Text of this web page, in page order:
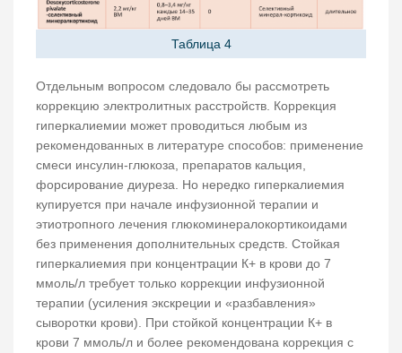
Таблица 4
Отдельным вопросом следовало бы рассмотреть
коррекцию электролитных расстройств. Коррекция
гиперкалиемии может проводиться любым из
рекомендованных в литературе способов: применение
смеси инсулин-глюкоза, препаратов кальция,
форсирование диуреза. Но нередко гиперкалиемия
купируется при начале инфузионной терапии и
этиотропного лечения глюкоминералокортикоидами
без применения дополнительных средств. Стойкая
гиперкалиемия при концентрации К+ в крови до 7
ммоль/л требует только коррекции инфузионной
терапии (усиления экскреции и «разбавления»
сыворотки крови). При стойкой концентрации К+ в
крови 7 ммоль/л и более рекомендована коррекция с